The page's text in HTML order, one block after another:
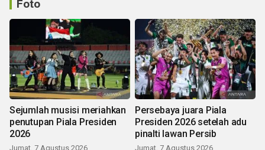
Foto
Sejumlah musisi meriahkan
penutupan Piala Presiden
2026
Jumat, 7 Agustus 2026
Persebaya juara Piala
Presiden 2026 setelah adu
pinalti lawan Persib
Jumat, 7 Agustus 2026